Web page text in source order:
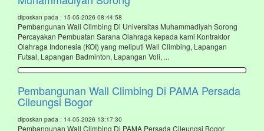
diposkan pada : 15-05-2026 08:44:58
Pembangunan Wall Climbing Di Universitas Muhammadiyah Sorong
Percayakan Pembuatan Sarana Olahraga kepada kami Kontraktor
Olahraga Indonesia (KOI) yang meliputi Wall Climbing, Lapangan
Futsal, Lapangan Badminton, Lapangan Voli, ...
Pembangunan Wall Climbing Di PAMA Persada
Cileungsi Bogor
diposkan pada : 14-05-2026 13:17:30
Pembangunan Wall Climbing Di PAMA Persada Cileungsi Bogor